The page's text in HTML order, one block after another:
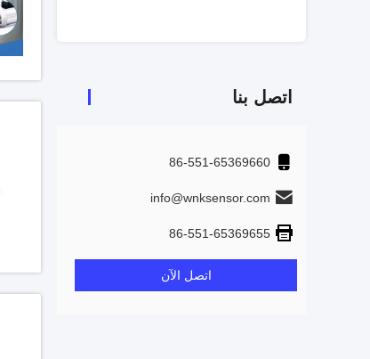
اتصل بنا
86-551-65369660
info@wnksensor.com
86-551-65369655
اتصل الآن